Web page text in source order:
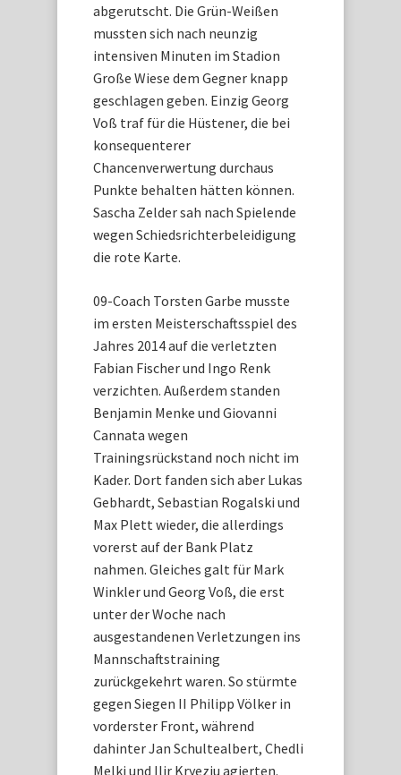
abgerutscht. Die Grün-Weißen
mussten sich nach neunzig
intensiven Minuten im Stadion
Große Wiese dem Gegner knapp
geschlagen geben. Einzig Georg
Voß traf für die Hüstener, die bei
konsequenterer
Chancenverwertung durchaus
Punkte behalten hätten können.
Sascha Zelder sah nach Spielende
wegen Schiedsrichterbeleidigung
die rote Karte.
09-Coach Torsten Garbe musste
im ersten Meisterschaftsspiel des
Jahres 2014 auf die verletzten
Fabian Fischer und Ingo Renk
verzichten. Außerdem standen
Benjamin Menke und Giovanni
Cannata wegen
Trainingsrückstand noch nicht im
Kader. Dort fanden sich aber Lukas
Gebhardt, Sebastian Rogalski und
Max Plett wieder, die allerdings
vorerst auf der Bank Platz
nahmen. Gleiches galt für Mark
Winkler und Georg Voß, die erst
unter der Woche nach
ausgestandenen Verletzungen ins
Mannschaftstraining
zurückgekehrt waren. So stürmte
gegen Siegen II Philipp Völker in
vorderster Front, während
dahinter Jan Schultealbert, Chedli
Melki und Ilir Kryeziu agierten.